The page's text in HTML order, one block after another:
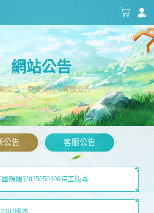
網站公告
公告、更新公告、客服公告
公告 客服公告
際服]2025050406特工版本